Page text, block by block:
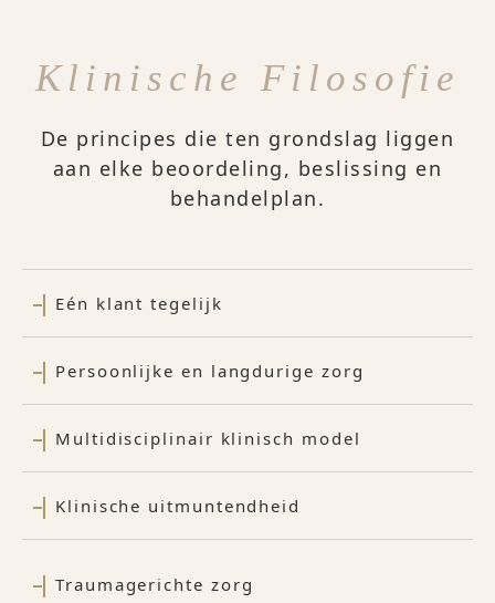
Klinische Filosofie
De principes die ten grondslag liggen
aan elke beoordeling, beslissing en
behandelplan.
Eén klant tegelijk
Persoonlijke en langdurige zorg
Multidisciplinair klinisch model
Klinische uitmuntendheid
Traumagerichte zorg